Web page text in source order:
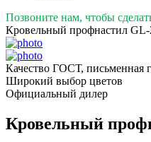
Позвоните нам, чтобы
Кровельный профнастил GL-
Качество ГОСТ, письменная
Широкий выбор цветов
Официальный дилер
Кровельный